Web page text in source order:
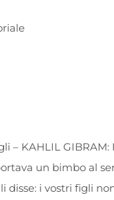
– KAHLIL GIBRAM:
un bimbo al
disse: i vostri figli